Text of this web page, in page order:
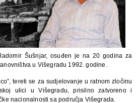
Šušnjar, osuđen je na 20 godina za
u Višegradu 1992. godine.
tereti se za sudjelovanje u ratnom zločinu
ulici u Višegradu, prisilno zatvoreno i
nacionalnosti sa područja Višegrada.